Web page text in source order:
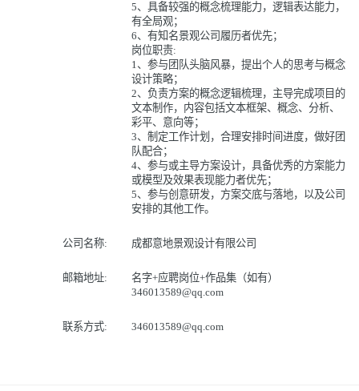
5、具备较强的概念梳理能力，逻辑表达能力，
有全局观；
6、有知名景观公司履历者优先；
岗位职责:
1、参与团队头脑风暴，提出个人的思考与概念
设计策略；
2、负责方案的概念逻辑梳理，主导完成项目的
文本制作，内容包括文本框架、概念、分析、
彩平、意向等；
3、制定工作计划，合理安排时间进度，做好团
队配合；
4、参与或主导方案设计，具备优秀的方案能力
或模型及效果表现能力者优先；
5、参与创意研发，方案交底与落地，以及公司
安排的其他工作。
公司名称: 成都意地景观设计有限公司
邮箱地址:
名字+应聘岗位+作品集（如有）
346013589@qq.com
联系方式: 346013589@qq.com